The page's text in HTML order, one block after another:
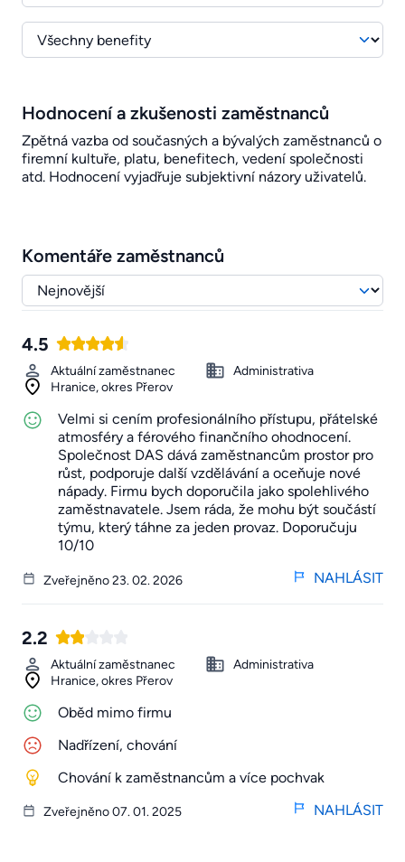
Hodnocení a zkušenosti zaměstnanců
Zpětná vazba od současných a bývalých zaměstnanců o
firemní kultuře, platu, benefitech, vedení společnosti
atd. Hodnocení vyjadřuje subjektivní názory uživatelů.
Komentáře zaměstnanců
4.5
Aktuální zaměstnanec
Administrativa
Hranice, okres Přerov
Velmi si cením profesionálního přístupu, přátelské
atmosféry a férového finančního ohodnocení.
Společnost DAS dává zaměstnancům prostor pro
růst, podporuje další vzdělávání a oceňuje nové
nápady. Firmu bych doporučila jako spolehlivého
zaměstnavatele. Jsem ráda, že mohu být součástí
týmu, který táhne za jeden provaz. Doporučuju
10/10
Zveřejněno 23. 02. 2026 NAHLÁSIT
2.2
Aktuální zaměstnanec
Administrativa
Hranice, okres Přerov
Oběd mimo firmu
Nadřízení, chování
Chování k zaměstnancům a více pochvak
Zveřejněno 07. 01. 2025 NAHLÁSIT